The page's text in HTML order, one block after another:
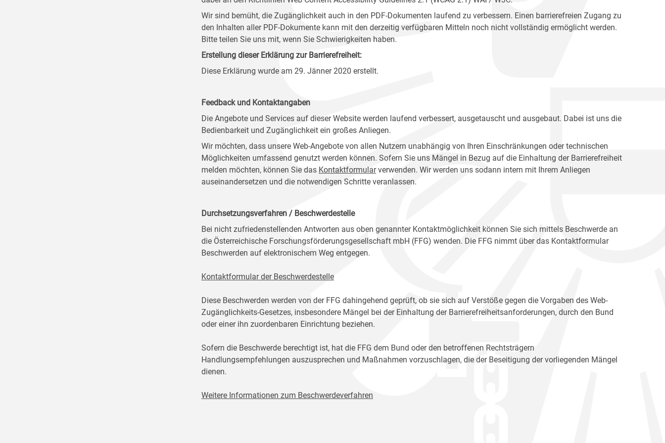
Wir sind bemüht, die Zugänglichkeit auch in den PDF-Dokumenten laufend zu verbessern. Einen barrierefreien Zugang zu
den Inhalten aller PDF-Dokumente kann mit den derzeitig verfügbaren Mitteln noch nicht vollständig ermöglicht werden.
Bitte teilen Sie uns mit, wenn Sie Schwierigkeiten haben.
Erstellung dieser Erklärung zur Barrierefreiheit:
Diese Erklärung wurde am 29. Jänner 2020 erstellt.
Feedback und Kontaktangaben
Die Angebote und Services auf dieser Website werden laufend verbessert, ausgetauscht und ausgebaut. Dabei ist uns die
Bedienbarkeit und Zugänglichkeit ein großes Anliegen.
Wir möchten, dass unsere Web-Angebote von allen Nutzern unabhängig von Ihren Einschränkungen oder technischen
Möglichkeiten umfassend genutzt werden können. Sofern Sie uns Mängel in Bezug auf die Einhaltung der Barrierefreiheit
melden möchten, können Sie das Kontaktformularverwenden. Wir werden uns sodann intern mit Ihrem Anliegen
auseinandersetzen und die notwendigen Schritte veranlassen.
Durchsetzungsverfahren / Beschwerdestelle
Bei nicht zufriedenstellenden Antworten aus oben genannter Kontaktmöglichkeit können Sie sich mittels Beschwerde an
die Österreichische Forschungsförderungsgesellschaft mbH (FFG) wenden. Die FFG nimmt über das Kontaktformular
Beschwerden auf elektronischem Weg entgegen.
Kontaktformular der Beschwerdestelle
Diese Beschwerden werden von der FFG dahingehend geprüft, ob sie sich auf Verstöße gegen die Vorgaben des Web-
Zugänglichkeits-Gesetzes, insbesondere Mängel bei der Einhaltung der Barrierefreiheitsanforderungen, durch den Bund
oder einer ihn zuordenbaren Einrichtung beziehen.
Sofern die Beschwerde berechtigt ist, hat die FFG dem Bund oder den betroffenen Rechtsträgern
Handlungsempfehlungen auszusprechen und Maßnahmen vorzuschlagen, die der Beseitigung der vorliegenden Mängel
dienen.
Weitere Informationen zum Beschwerdeverfahren